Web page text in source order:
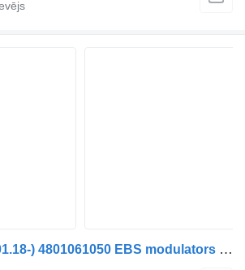
WABCO CF450 (01.18-) 4801061050 EBS modulators paredzēts DAF CF450, CF460 (2017-) vilcēja